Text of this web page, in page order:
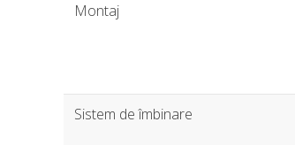
Montaj
Sistem de îmbinare